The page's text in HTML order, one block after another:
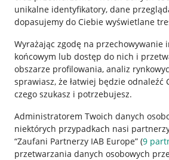
unikalne identyfikatory, dane
dopasujemy do Ciebie wyświetlane
Wyrażając zgodę na
końcowym lub dostęp do nich i
obszarze profilowania, analiz
sprawiasz, że łatwiej będzie odnaleźć
czego szukasz i potrzebujesz.
Administratorem Twoich danych
niektórych przypadkach nasi
“Zaufani Partnerzy IAB Europe” (9
przetwarzania danych osobowych
Przydatne informacje
Jak to działa
Napisz do nas